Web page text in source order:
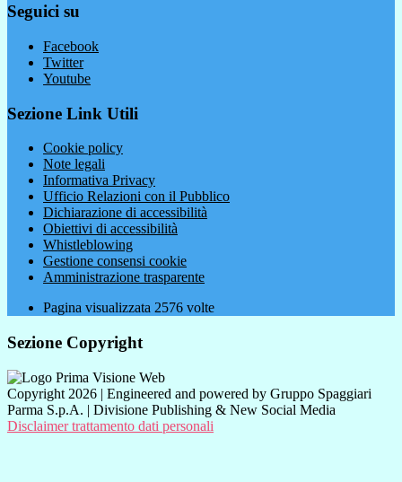
Seguici su
Facebook
Twitter
Youtube
Sezione Link Utili
Cookie policy
Note legali
Informativa Privacy
Ufficio Relazioni con il Pubblico
Dichiarazione di accessibilità
Obiettivi di accessibilità
Whistleblowing
Gestione consensi cookie
Amministrazione trasparente
Pagina visualizzata 2576 volte
Sezione Copyright
Copyright 2026 | Engineered and powered by Gruppo Spaggiari
Parma S.p.A. | Divisione Publishing & New Social Media
Disclaimer trattamento dati personali